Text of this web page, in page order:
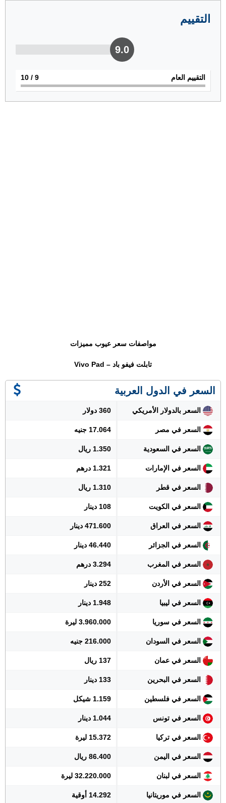
التقييم
9.0
التقييم العام 9
/ 10
مواصفات سعر عيوب مميزات
تابلت فيفو باد – Vivo Pad
السعر في الدول العربية
السعر بالدولار الأمريكي 360 دولار
السعر في مصر 17.064 جنيه
السعر في السعودية 1.350 ريال
السعر في الإمارات 1.321 درهم
السعر في قطر 1.310 ريال
السعر في الكويت 108 دينار
السعر في العراق 471.600 دينار
السعر في الجزائر 46.440 دينار
السعر في المغرب 3.294 درهم
السعر في الأردن 252 دينار
السعر في ليبيا 1.948 دينار
السعر في سوريا 3.960.000 ليرة
السعر في السودان 216.000 جنيه
السعر في عمان 137 ريال
السعر في البحرين 133 دينار
السعر في فلسطين 1.159 شيكل
السعر في تونس 1.044 دينار
السعر في تركيا 15.372 ليرة
السعر في اليمن 86.400 ريال
السعر في لبنان 32.220.000 ليرة
السعر في موريتانيا 14.292 أوقية